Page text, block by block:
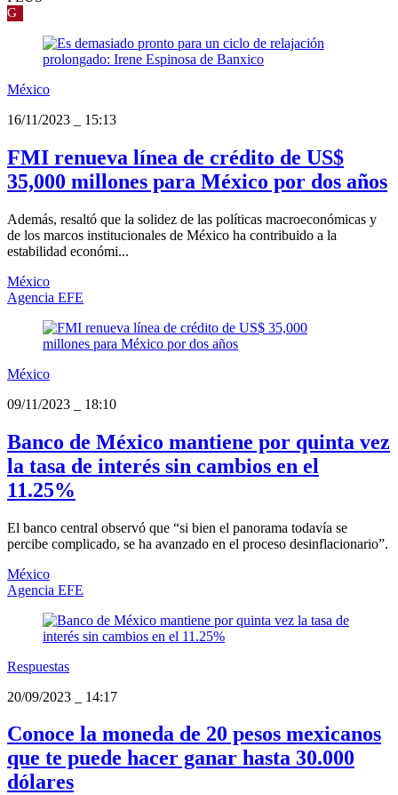
G
México
16/11/2023
15:13
FMI renueva línea de crédito de US$
35,000 millones para México por dos años
Además, resaltó que la solidez de las políticas macroeconómicas y
de los marcos institucionales de México ha contribuido a la
estabilidad económi...
México
Agencia EFE
México
09/11/2023
18:10
Banco de México mantiene por quinta vez
la tasa de interés sin cambios en el
11.25%
El banco central observó que “si bien el panorama todavía se
percibe complicado, se ha avanzado en el proceso desinflacionario”.
México
Agencia EFE
Respuestas
20/09/2023
14:17
Conoce la moneda de 20 pesos mexicanos
que te puede hacer ganar hasta 30.000
dólares